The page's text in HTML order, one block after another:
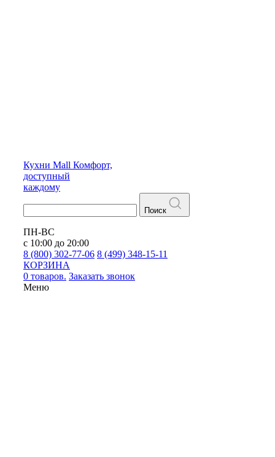
Кухни Mall Комфорт,
доступный
каждому
Поиск
ПН-ВС
с 10:00 до 20:00
8 (800) 302-77-06 8 (499) 348-15-11
КОРЗИНА
0 товаров. Заказать звонок
Меню